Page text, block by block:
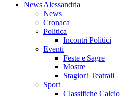
News Alessandria
News
Cronaca
Politica
Incontri Politici
Eventi
Feste e Sagre
Mostre
Stagioni Teatrali
Sport
Classifiche Calcio